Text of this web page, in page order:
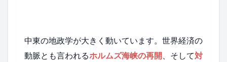
中東の地政学が大きく動いています。世界経済の
動脈とも言われるホルムズ海峡の再開、そして対